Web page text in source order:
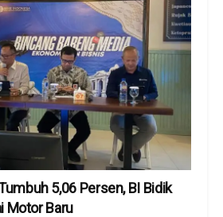
5,06 Persen, BI Bidik
Motor Baru